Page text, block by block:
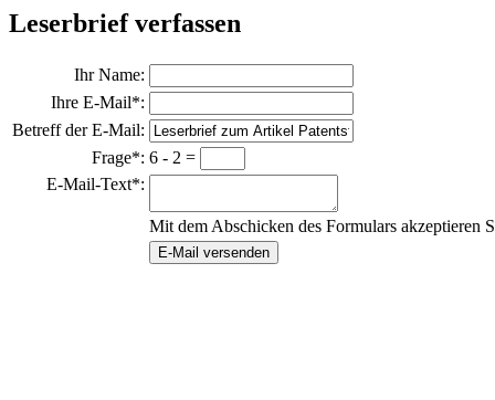
Leserbrief verfassen
Ihr Name:
Ihre E-Mail*:
Betreff der E-Mail:
Frage*: 6 - 2 =
E-Mail-Text*:
Mit dem Abschicken des Formulars akzeptieren
E-Mail versenden